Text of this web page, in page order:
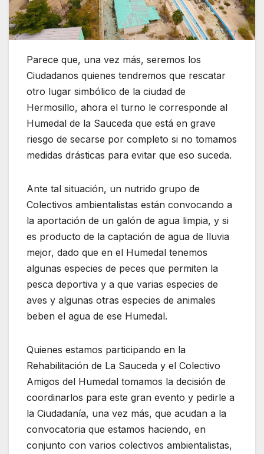
Parece que, una vez más, seremos los
Ciudadanos quienes tendremos que rescatar
otro lugar simbólico de la ciudad de
Hermosillo, ahora el turno le corresponde al
Humedal de la Sauceda que está en grave
riesgo de secarse por completo si no tomamos
medidas drásticas para evitar que eso suceda.
Ante tal situación, un nutrido grupo de
Colectivos ambientalistas están convocando a
la aportación de un galón de agua limpia, y si
es producto de la captación de agua de lluvia
mejor, dado que en el Humedal tenemos
algunas especies de peces que permiten la
pesca deportiva y a que varias especies de
aves y algunas otras especies de animales
beben el agua de ese Humedal.
Quienes estamos participando en la
Rehabilitación de La Sauceda y el Colectivo
Amigos del Humedal tomamos la decisión de
coordinarlos para este gran evento y pedirle a
la Ciudadanía, una vez más, que acudan a la
convocatoria que estamos haciendo, en
conjunto con varios colectivos ambientalistas,